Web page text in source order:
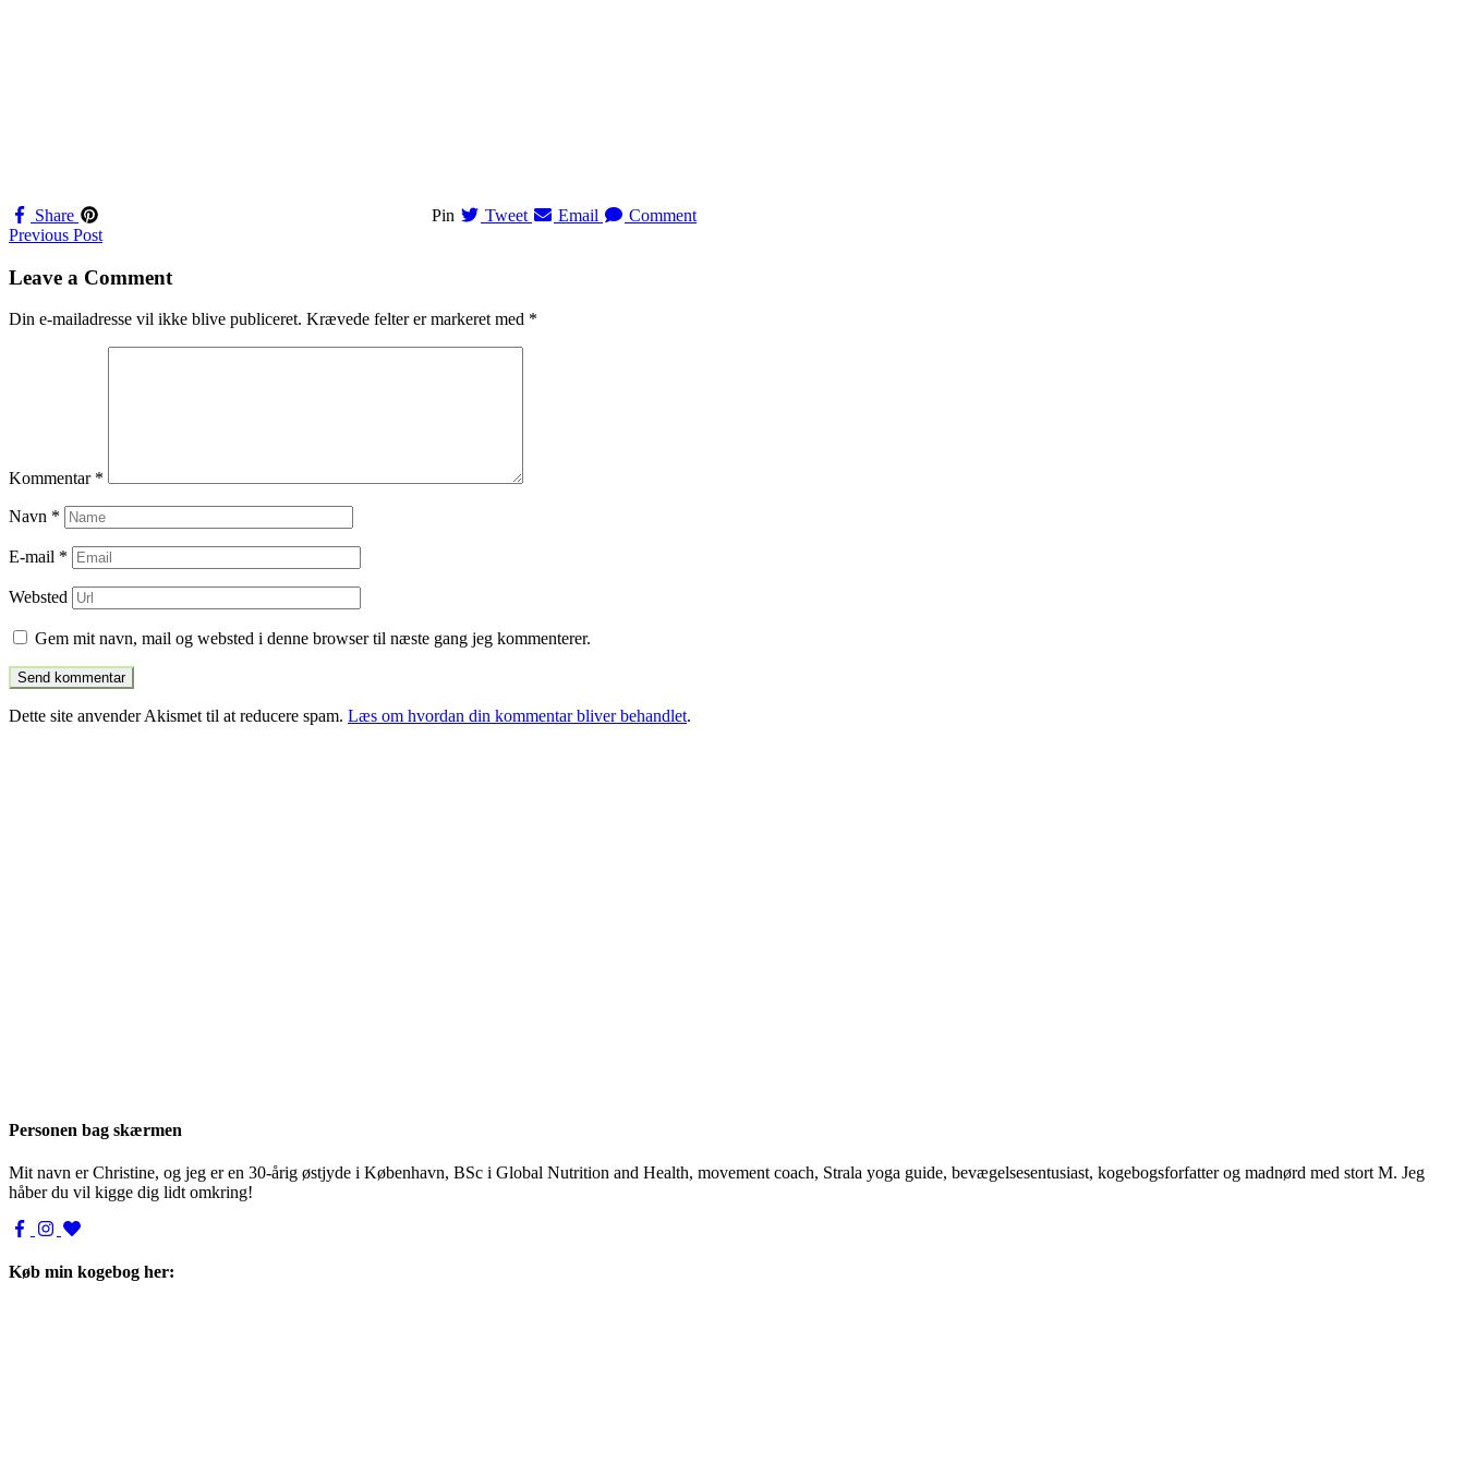
Share Pin Tweet Email Comment
Navigation
til
Previous Post
Leave a Comment
Din e-mailadresse vil ikke blive publiceret. Krævede felter er markeret med *
Kommentar *
Navn *
E-mail *
Websted
Gem mit navn, mail og websted i denne browser til næste gang jeg kommenterer.
Dette site anvender Akismet til at reducere spam. Læs om hvordan din kommentar bliver behandlet.
Personen bag skærmen
Mit navn er Christine, og jeg er en 30-årig østjyde i København, BSc i Global Nutrition and Health, movement coach, Strala yoga guide, bevægelsesentusiast, kogebogsforfatter og madnørd med stort M. Jeg
håber du vil kigge dig lidt omkring!
Køb min kogebog her: